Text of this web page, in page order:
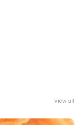
View all